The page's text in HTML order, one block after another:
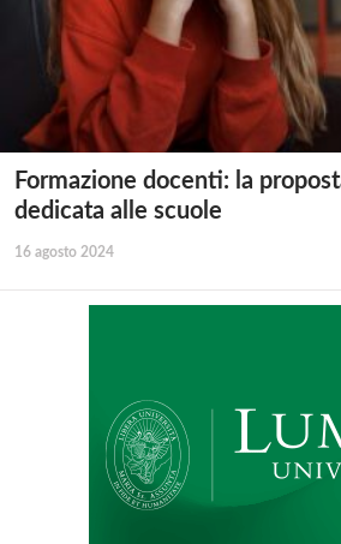
Formazione docenti: la
dedicata alle scuole
16 agosto 2024